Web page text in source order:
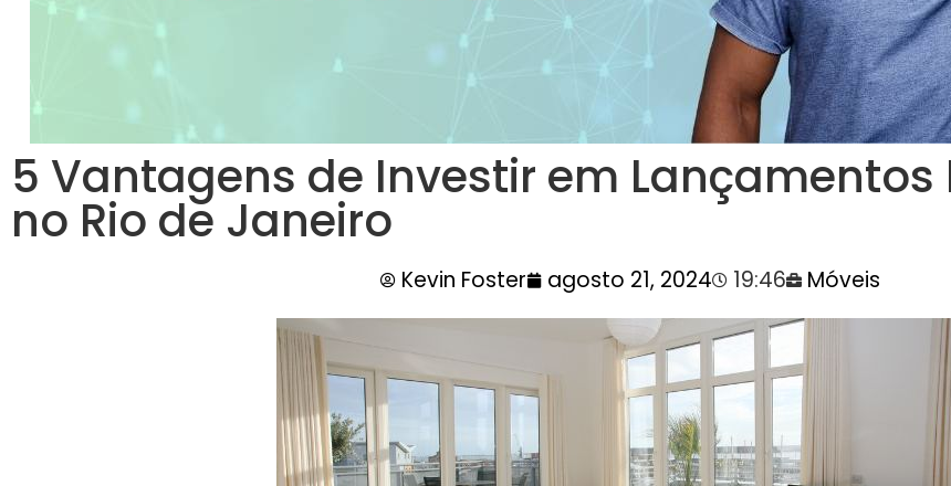
5 Vantagens de Investir em
no Rio de Janeiro
Kevin Foster agosto 21, 2024 19:46 Móveis